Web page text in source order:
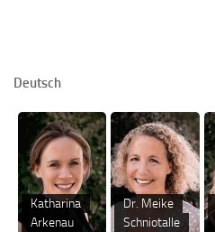
Deutsch
Katharina
Arkenau
Dr. Meike
Schniotalle